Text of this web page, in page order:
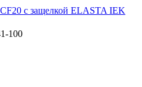
с защелкой ELASTA IEK
100